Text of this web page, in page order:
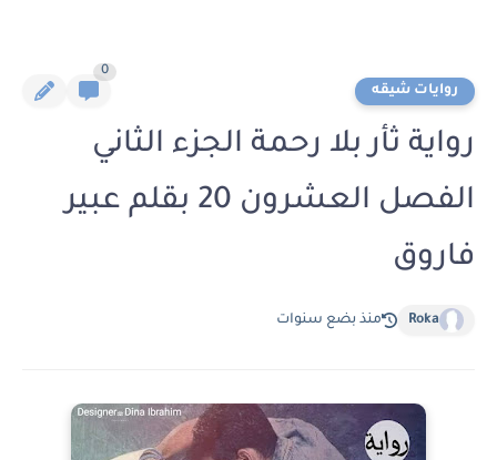
روايات شيقه
0
رواية ثأر بلا رحمة الجزء الثاني
الفصل العشرون 20 بقلم عبير
فاروق
Roka منذ بضع سنوات